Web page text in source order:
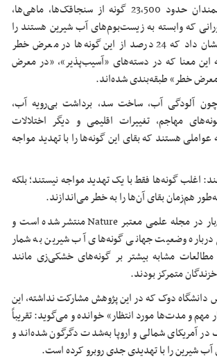
در این پژوهش، دانشمندان حدود 23٬500 گونه از سنجاقک‌ها، ماهی‌ها،
که وابسته به زیست‌بوم‌های آب شیرین هستند را
بررسی کردند. نتایج نشان داد که 24 درصد از این گونه‌ها در معرض خطر
این معنا که در دسته‌های «آسیب‌پذیر»، «در معرض
خطر» طبقه‌بندی شده‌اند.
آلودگی آب، ساخت سد، برداشت بی‌رویه آب،
مهاجم، تغییرات اقلیمی و دیگر اختلالات
هستند که بقای این گونه‌ها را با تهدید مواجه
اغلب گونه‌ها فقط با یک تهدید مواجه نیستند؛ بلکه
هم‌زمان بقای آن‌ها را به خطر می‌اندازند.
این آمار برای نخستین‌بار در مجله علمی معتبر Nature منتشر شده است و
وضعیت جهانی گونه‌های آب شیرین به شمار
مشابه بیشتر بر گونه‌های خشکی‌زی مانند
متمرکز بودند.
دانشگاه دوک که در این پژوهش مشارکت نداشته، این
مهم و مدت‌ها مورد انتظار» خوانده و می‌گوید: تقریباً
در آمریکای شمالی و اروپا به‌شدت دگرگون شده‌اند و
شیرین را با تهدیدی جدی روبرو کرده است.